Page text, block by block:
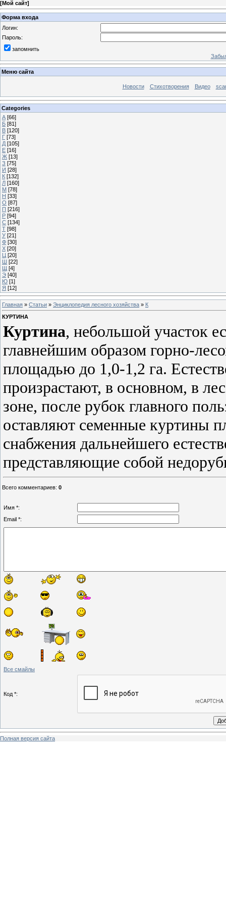
[Мой сайт]
Форма входа
Логин:
Пароль:
запомнить
Меню сайта
Новости Стихотворения Видео
Categories
А [66]
Б [81]
В [120]
Г [73]
Д [105]
Е [16]
Ж [13]
З [75]
И [28]
К [132]
Л [160]
М [78]
Н [33]
О [87]
П [216]
Р [94]
С [134]
Т [98]
У [21]
Ф [30]
Х [20]
Ц [20]
Ш [22]
Щ [4]
Э [40]
Ю [1]
Я [12]
Главная » Статьи » Энциклопедия лесного хозяйства » К
КУРТИНА
Куртина, небольшой участок
главнейшим образом горно-
площадью до 1,0-1,2 га.
произрастают, в основном, в
зоне, после рубок главного
оставляют семенные куртины
снабжения дальнейшего
представляющие собой
Всего комментариев: 0
Имя *:
Email *:
Все смайлы
Код *:
Полная версия сайта